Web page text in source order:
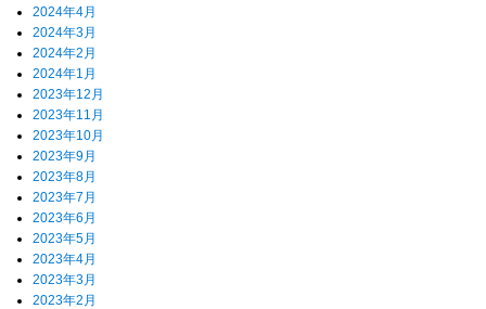
2024年4月
2024年3月
2024年2月
2024年1月
2023年12月
2023年11月
2023年10月
2023年9月
2023年8月
2023年7月
2023年6月
2023年5月
2023年4月
2023年3月
2023年2月